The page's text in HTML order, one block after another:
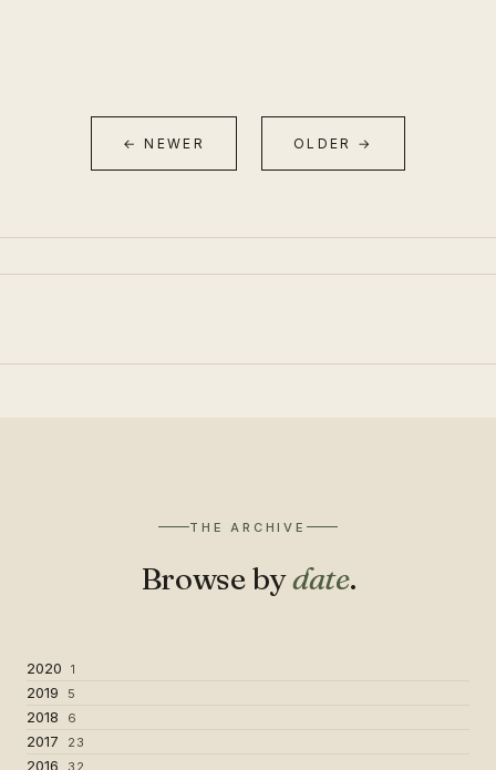
← NEWER OLDER →
THE ARCHIVE
Browse bydate.
2020 1
2019 5
2018 6
2017 23
2016 32